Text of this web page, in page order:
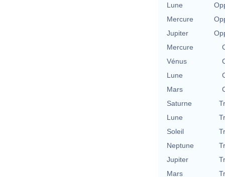
Lune
Mercure
Jupiter
Mercure
Vénus
Lune
Mars
Saturne
Lune
Soleil
Neptune
Jupiter
Mars